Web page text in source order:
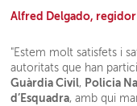
Alfred Delgado,
"Estem molt satisfets i
autoritats que han
Guàrdia Civil, Policia
d’Esquadra, amb qui